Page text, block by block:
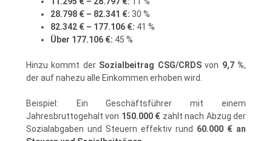
28.798 € – 82.341 €: 30 %
82.342 € – 177.106 €: 41 %
Über 177.106 €: 45 %
Hinzu kommt der Sozialbeitrag CSG/CRDSvon 9,7 %,
der auf nahezu alle Einkommen erhoben wird.
Beispiel: Ein Geschäftsführer mit einem
Jahresbruttogehalt von 150.000 € zahlt nach Abzug der
Sozialabgaben und Steuern effektiv rund 60.000 € an